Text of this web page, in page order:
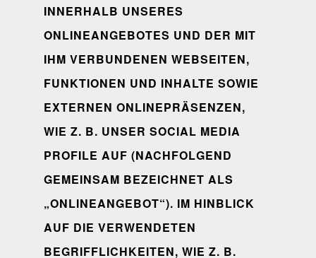
INNERHALB UNSERES
ONLINEANGEBOTES UND DER MIT
IHM VERBUNDENEN WEBSEITEN,
FUNKTIONEN UND INHALTE SOWIE
EXTERNEN ONLINEPRÄSENZEN,
WIE Z. B. UNSER SOCIAL MEDIA
PROFILE AUF (NACHFOLGEND
GEMEINSAM BEZEICHNET ALS
„ONLINEANGEBOT“). IM HINBLICK
AUF DIE VERWENDETEN
BEGRIFFLICHKEITEN, WIE Z. B.